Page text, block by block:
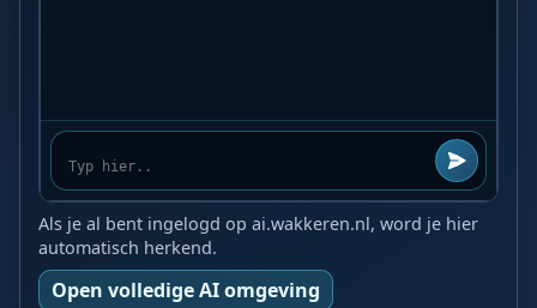
Als je al bent ingelogd op ai.wakkeren.nl, word je hier
automatisch herkend.
Open volledige AI omgeving